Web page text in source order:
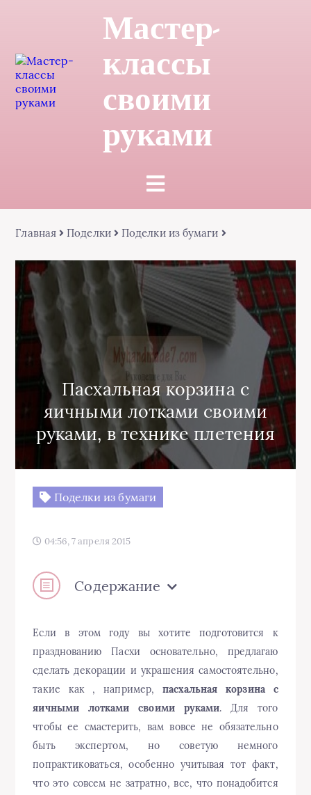
Мастер-
классы
своими
руками
Главная Поделки Поделки из бумаги
Пасхальная корзина с
яичными лотками своими
руками, в технике плетения
Поделки из бумаги
04:56, 7 апреля 2015
Содержание
Если в этом году вы хотите подготовится к
празднованию Пасхи основательно, предлагаю
сделать декорации и украшения самостоятельно,
такие как , например, пасхальная корзина с
яичными лотками своими руками. Для того
чтобы ее смастерить, вам вовсе не обязательно
быть экспертом, но советую немного
попрактиковаться, особенно учитывая тот факт,
что это совсем не затратно, все, что понадобится